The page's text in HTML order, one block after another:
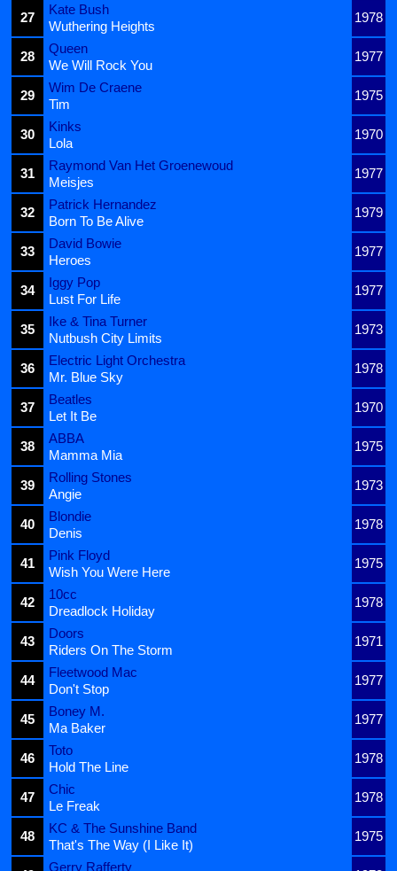
27
Kate Bush
1978
Wuthering Heights
28
Queen
1977
We Will Rock You
29
Wim De Craene
1975
Tim
30
Kinks
1970
Lola
31
Raymond Van Het Groenewoud
1977
Meisjes
32
Patrick Hernandez
1979
Born To Be Alive
33
David Bowie
1977
Heroes
34
Iggy Pop
1977
Lust For Life
35
Ike & Tina Turner
1973
Nutbush City Limits
36
Electric Light Orchestra
1978
Mr. Blue Sky
37
Beatles
1970
Let It Be
38
ABBA
1975
Mamma Mia
39
Rolling Stones
1973
Angie
40
Blondie
1978
Denis
41
Pink Floyd
1975
Wish You Were Here
42
10cc
1978
Dreadlock Holiday
43
Doors
1971
Riders On The Storm
44
Fleetwood Mac
1977
Don't Stop
45
Boney M.
1977
Ma Baker
46
Toto
1978
Hold The Line
47
Chic
1978
Le Freak
48
KC & The Sunshine Band
1975
That's The Way (I Like It)
Gerry Rafferty